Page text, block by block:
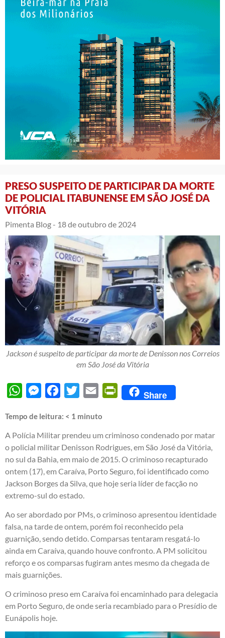
PRESO SUSPEITO DE PARTICIPAR DA MORTE
DE POLICIAL ITABUNENSE EM SÃO JOSÉ DA
VITÓRIA
Pimenta Blog - 18 de outubro de 2024
Jackson é suspeito de participar da morte de Denisson nos Correios
em São José da Vitória
WhatsAppMessengerFacebook
Twitter Email PrintFriendly
Share
Tempo de leitura: < 1 minuto
A Polícia Militar prendeu um criminoso condenado por matar
o policial militar Denisson Rodrigues, em São José da Vitória,
no sul da Bahia, em maio de 2015. O criminoso recapturado
ontem (17), em Caraíva, Porto Seguro, foi identificado como
Jackson Borges da Silva, que hoje seria líder de facção no
extremo-sul do estado.
Ao ser abordado por PMs, o criminoso apresentou identidade
falsa, na tarde de ontem, porém foi reconhecido pela
guarnição, sendo detido. Comparsas tentaram resgatá-lo
ainda em Caraíva, quando houve confronto. A PM solicitou
reforço e os comparsas fugiram antes mesmo da chegada de
mais guarnições.
O criminoso preso em Caraíva foi encaminhado para delegacia
em Porto Seguro, de onde seria recambiado para o Presídio de
Eunápolis hoje.